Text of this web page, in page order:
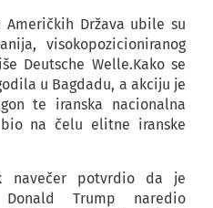
Američkih Država ubile su
visokopozicioniranog
Deutsche Welle.Kako se
u Bagdadu, a akciju je
te iranska nacionalna
na čelu elitne iranske
navečer potvrdio da je
Trump naredio